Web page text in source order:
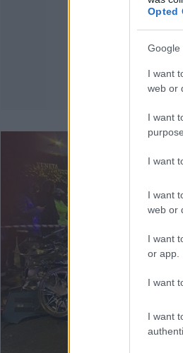
Opted
Google
I want
web or
I want
I want
I want
web or
I want
or app.
I want
I want